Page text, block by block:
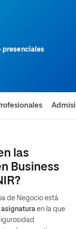
presenciales
las
Business
de Negocio está
en la que